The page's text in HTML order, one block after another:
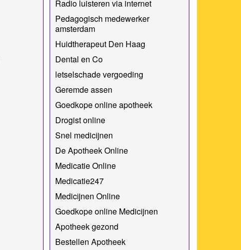
Radio luisteren via internet
Pedagogisch medewerker
amsterdam
Huidtherapeut Den Haag
Dental en Co
letselschade vergoeding
Geremde assen
Goedkope online apotheek
Drogist online
Snel medicijnen
De Apotheek Online
Medicatie Online
Medicatie247
Medicijnen Online
Goedkope online Medicijnen
Apotheek gezond
Bestellen Apotheek